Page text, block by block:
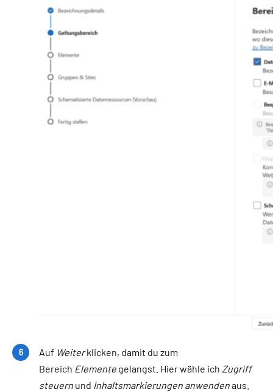
Auf Weiterklicken, damit du zum
Bereich Elemente gelangst. Hier wähle ich Zugriff
steuern und Inhaltsmarkierungen anwendenaus.